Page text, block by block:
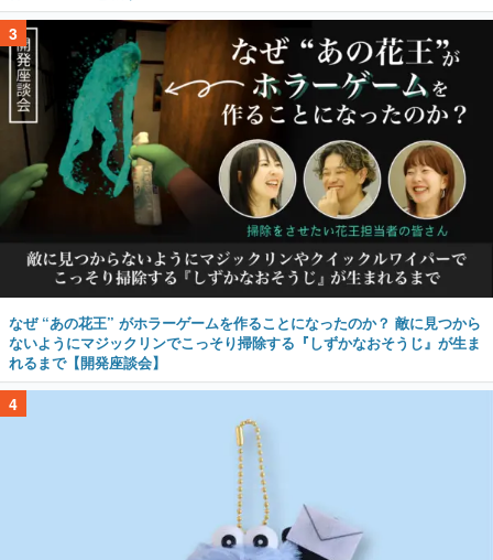
3
なぜ “あの花王” がホラーゲームを作ることになったのか？ 敵に見つから
ないようにマジックリンでこっそり掃除する『しずかなおそうじ』が生ま
れるまで【開発座談会】
4